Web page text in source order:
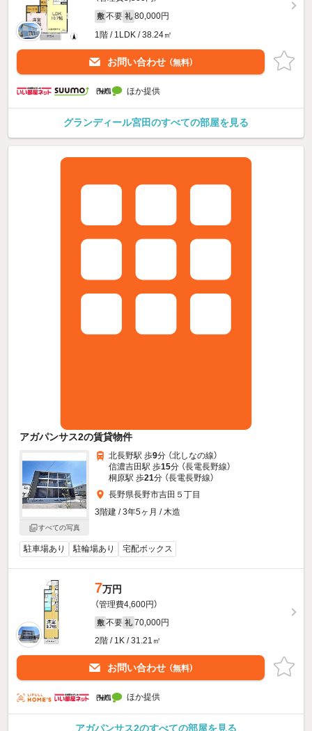
敷 不要 礼 80,000円
1階 / 1LDK / 38.24㎡
お問い合わせ （無料）
ほか提供
グランディール宮田のすべての部屋を見る
アガパンサス2の賃貸物件
すべての写真
北長野駅 歩9分 （北しなの線）
信濃吉田駅 歩15分 （長電長野線）
桐原駅 歩21分 （長電長野線）
長野県長野市吉田５丁目
3階建 / 3年5ヶ月 / 木造
駐車場あり 駐輪場あり 宅配ボックス
7万円
（管理費4,600円）
敷 不要 礼 70,000円
2階 / 1K / 31.21㎡
お問い合わせ （無料）
ほか提供
アガパンサス2のすべての部屋を見る